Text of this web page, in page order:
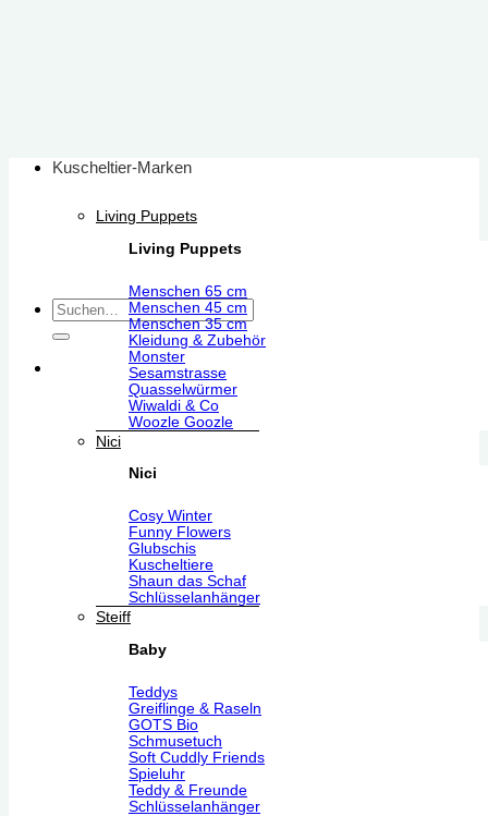
Suchen
nach:
Kuscheltier-Marken
Living Puppets
Living Puppets
Menschen 65 cm
Menschen 45 cm
Menschen 35 cm
Kleidung & Zubehör
Monster
Sesamstrasse
Quasselwürmer
Wiwaldi & Co
Woozle Goozle
Nici
Nici
Cosy Winter
Funny Flowers
Glubschis
Kuscheltiere
Shaun das Schaf
Schlüsselanhänger
Steiff
Baby
Teddys
Greiflinge & Raseln
GOTS Bio
Schmusetuch
Soft Cuddly Friends
Spieluhr
Teddy & Freunde
Schlüsselanhänger